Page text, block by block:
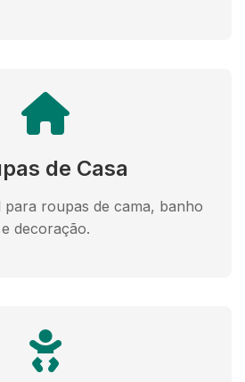
de Casa
para roupas de cama, banho
e decoração.